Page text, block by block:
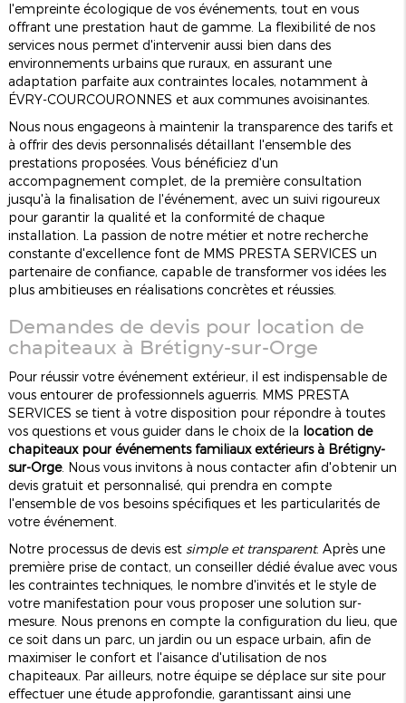
l'empreinte écologique de vos événements, tout en vous
offrant une prestation haut de gamme. La flexibilité de nos
services nous permet d'intervenir aussi bien dans des
environnements urbains que ruraux, en assurant une
adaptation parfaite aux contraintes locales, notamment à
ÉVRY-COURCOURONNES et aux communes avoisinantes.
Nous nous engageons à maintenir la transparence des tarifs et
à offrir des devis personnalisés détaillant l'ensemble des
prestations proposées. Vous bénéficiez d'un
accompagnement complet, de la première consultation
jusqu'à la finalisation de l'événement, avec un suivi rigoureux
pour garantir la qualité et la conformité de chaque
installation. La passion de notre métier et notre recherche
constante d'excellence font de MMS PRESTA SERVICES un
partenaire de confiance, capable de transformer vos idées les
plus ambitieuses en réalisations concrètes et réussies.
Demandes de devis pour location de
chapiteaux à Brétigny-sur-Orge
Pour réussir votre événement extérieur, il est indispensable de
vous entourer de professionnels aguerris. MMS PRESTA
SERVICES se tient à votre disposition pour répondre à toutes
vos questions et vous guider dans le choix de la location de
chapiteaux pour événements familiaux extérieurs à Brétigny-
sur-Orge. Nous vous invitons à nous contacter afin d'obtenir un
devis gratuit et personnalisé, qui prendra en compte
l'ensemble de vos besoins spécifiques et les particularités de
votre événement.
Notre processus de devis est simple et transparent. Après une
première prise de contact, un conseiller dédié évalue avec vous
les contraintes techniques, le nombre d'invités et le style de
votre manifestation pour vous proposer une solution sur-
mesure. Nous prenons en compte la configuration du lieu, que
ce soit dans un parc, un jardin ou un espace urbain, afin de
maximiser le confort et l'aisance d'utilisation de nos
chapiteaux. Par ailleurs, notre équipe se déplace sur site pour
effectuer une étude approfondie, garantissant ainsi une